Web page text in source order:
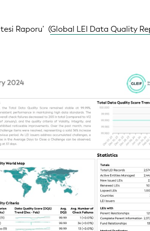
‘Global LEI Veri Kalitesi Raporu’ ‏ (Global LEI Data Quality